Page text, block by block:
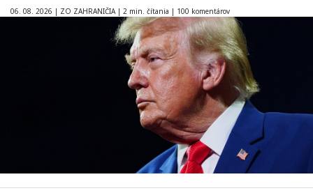
06. 08. 2026 | ZO ZAHRANIČIA | 2 min. čítania | 100 komentárov